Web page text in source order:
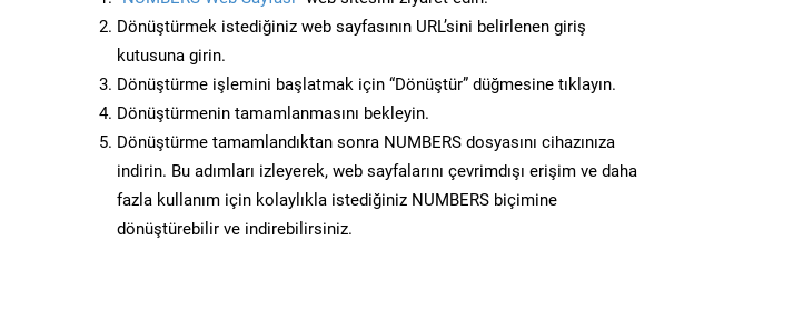
Dönüştürmek istediğiniz web sayfasının URL’sini belirlenen giriş
kutusuna girin.
Dönüştürme işlemini başlatmak için “Dönüştür” düğmesine tıklayın.
Dönüştürmenin tamamlanmasını bekleyin.
Dönüştürme tamamlandıktan sonra NUMBERS dosyasını cihazınıza
indirin. Bu adımları izleyerek, web sayfalarını çevrimdışı erişim ve daha
fazla kullanım için kolaylıkla istediğiniz NUMBERS biçimine
dönüştürebilir ve indirebilirsiniz.